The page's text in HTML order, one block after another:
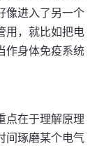
像进入了另一个
用，就比如把电
作身体免疫系统
点在于理解原理
间琢磨某个电气